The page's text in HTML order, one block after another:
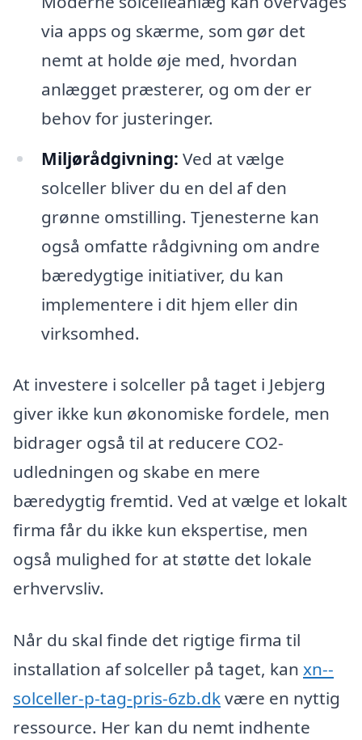
via apps og skærme, som gør det
nemt at holde øje med, hvordan
anlægget præsterer, og om der er
behov for justeringer.
Miljørådgivning: Ved at vælge
solceller bliver du en del af den
grønne omstilling. Tjenesterne kan
også omfatte rådgivning om andre
bæredygtige initiativer, du kan
implementere i dit hjem eller din
virksomhed.
At investere i solceller på taget i Jebjerg
giver ikke kun økonomiske fordele, men
bidrager også til at reducere CO2-
udledningen og skabe en mere
bæredygtig fremtid. Ved at vælge et lokalt
firma får du ikke kun ekspertise, men
også mulighed for at støtte det lokale
erhvervsliv.
Når du skal finde det rigtige firma til
installation af solceller på taget, kan xn--
solceller-p-tag-pris-6zb.dkvære en nyttig
ressource. Her kan du nemt indhente